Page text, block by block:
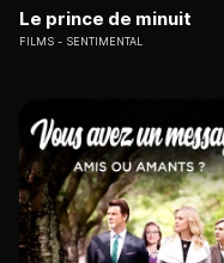
Le prince de minuit
FILMS SENTIMENTAL